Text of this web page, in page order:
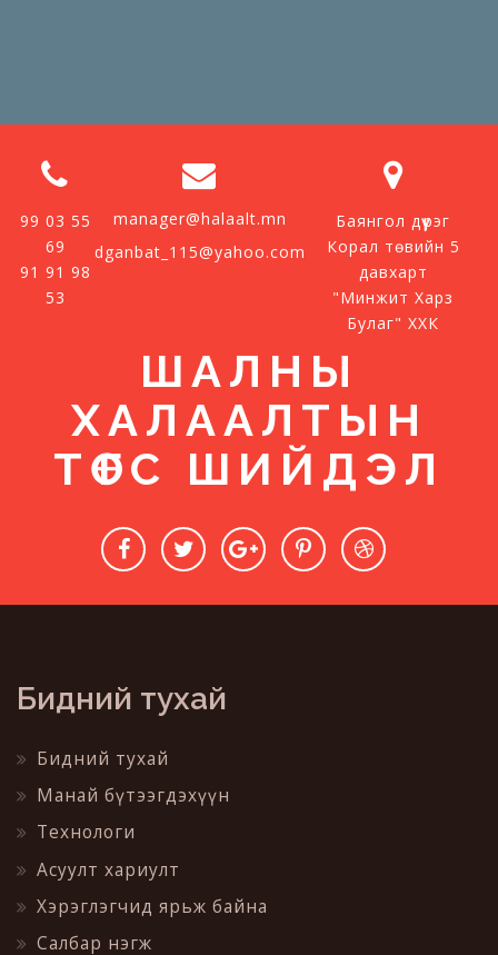
99 03 55
69
91 91 98
53
manager@halaalt.mn
dganbat_115@yahoo.com
Баянгол дүүрэг
Корал төвийн 5
давхарт
"Минжит Харз
Булаг" ХХК
ШАЛНЫ
ХАЛААЛТЫН
ТӨГС ШИЙДЭЛ
Бидний тухай
Бидний тухай
Манай бүтээгдэхүүн
Технологи
Асуулт хариулт
Хэрэглэгчид ярьж байна
Салбар нэгж